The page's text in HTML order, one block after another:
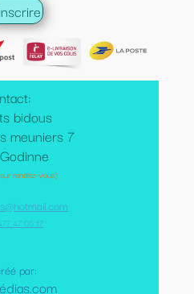
bidous
meuniers 7
rendez-vous)
47 05 17
par: